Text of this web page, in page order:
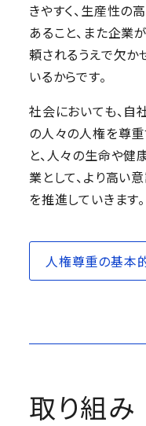
きやすく、生産性の
あること、また企業
頼されるうえで欠
いるからです。
社会においても、自
の人々の人権を尊
と、人々の生命や
業として、より高い
を推進していきます。
人権尊重の基本
取り組み